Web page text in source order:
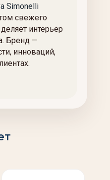
Simonelli
свежего
интерьер
Бренд —
инноваций,